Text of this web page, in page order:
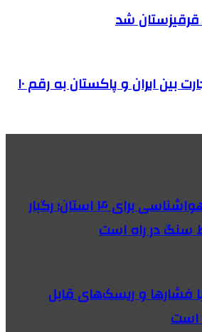
شد
افزایش حجم تجارت بین ایران و پاکستان به رقم ۱۰
هشدار نارنجی هواشناسی برای ۴ استان؛ رگبار
در راه است
فشارها و ریسک‌های قابل
است